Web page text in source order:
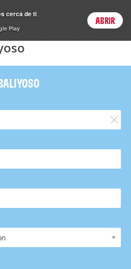
Login
cerca de ti
Play
ABRIR